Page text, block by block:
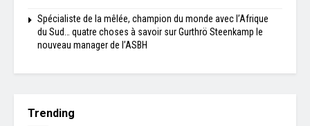
Spécialiste de la mêlée, champion du monde avec l’Afrique
du Sud… quatre choses à savoir sur Gurthrö Steenkamp le
nouveau manager de l’ASBH
Trending